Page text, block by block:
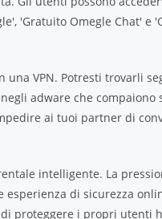
'Gratuito Omegle Chat' e
VPN. Potresti trovarli
adware che compaiono
ai tuoi partner di
intelligente. La
di sicurezza
proteggere i propri utenti